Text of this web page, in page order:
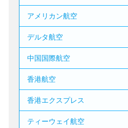
アメリカン航空
デルタ航空
中国国際航空
香港航空
香港エクスプレス
ティーウェイ航空